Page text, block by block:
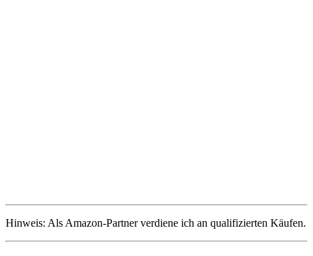
Hinweis: Als Amazon-Partner verdiene ich an qualifizierten Käufen.